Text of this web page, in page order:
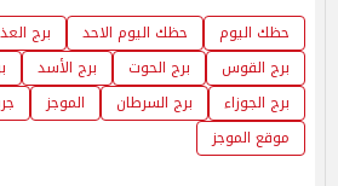
حظك اليوم حظك اليوم الاحد برج
برج القوس
برج الحوت برج الأسد
برج الجوزاء
برج السرطان الموجز
موقع الموجز